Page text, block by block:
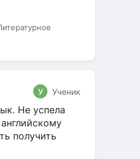
У Ученик
Не успела
получить